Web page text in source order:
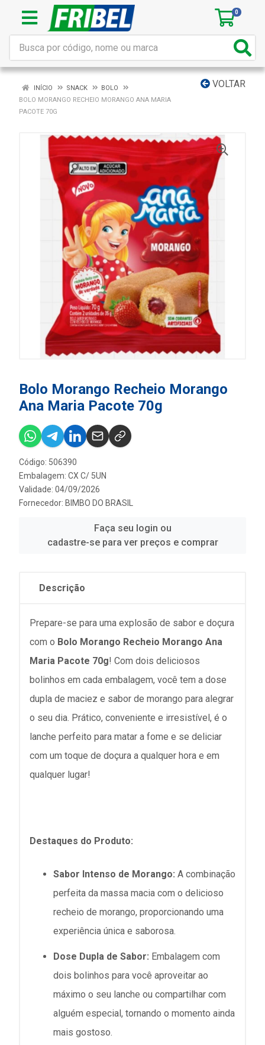
0
VOLTAR
INÍCIO SNACK
BOLO
BOLO MORANGO RECHEIO MORANGO ANA MARIA
PACOTE 70G
Bolo Morango Recheio Morango
Ana Maria Pacote 70g
Código: 506390
Embalagem: CX C/ 5UN
Validade: 04/09/2026
Fornecedor: BIMBO DO BRASIL
Faça seu login ou
cadastre-se para ver preços e comprar
Descrição
Prepare-se para uma explosão de sabor e doçura
com o Bolo Morango Recheio Morango Ana
Maria Pacote 70g! Com dois deliciosos
bolinhos em cada embalagem, você tem a dose
dupla de maciez e sabor de morango para alegrar
o seu dia. Prático, conveniente e irresistível, é o
lanche perfeito para matar a fome e se deliciar
com um toque de doçura a qualquer hora e em
qualquer lugar!
Destaques do Produto:
Sabor Intenso de Morango: A combinação
perfeita da massa macia com o delicioso
recheio de morango, proporcionando uma
experiência única e saborosa.
Dose Dupla de Sabor: Embalagem com
dois bolinhos para você aproveitar ao
máximo o seu lanche ou compartilhar com
alguém especial, tornando o momento ainda
mais gostoso.